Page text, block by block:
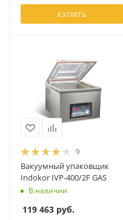
КУПИТЬ
9
Вакуумный упаковщик
Indokor IVP-400/2F GAS
В наличии
119 463 руб.